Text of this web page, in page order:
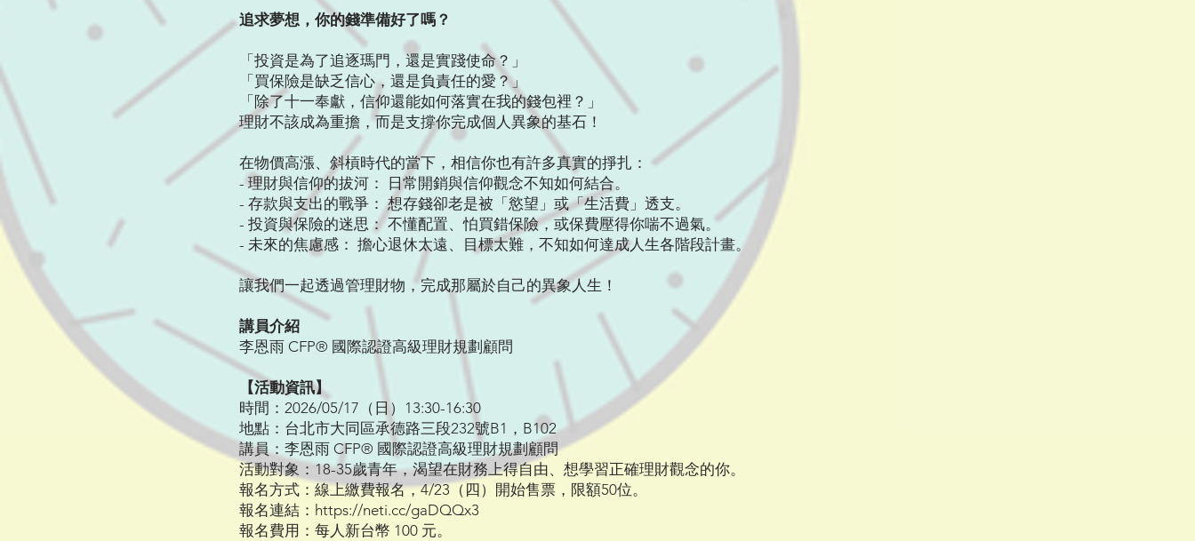
追求夢想，你的錢準備好了嗎？
「投資是為了追逐瑪門，還是實踐使命？」
「買保險是缺乏信心，還是負責任的愛？」
「除了十一奉獻，信仰還能如何落實在我的錢包裡？」
理財不該成為重擔，而是支撐你完成個人異象的基石！
在物價高漲、斜槓時代的當下，相信你也有許多真實的掙扎：
- 理財與信仰的拔河： 日常開銷與信仰觀念不知如何結合。
- 存款與支出的戰爭： 想存錢卻老是被「慾望」或「生活費」透支。
- 投資與保險的迷思： 不懂配置、怕買錯保險，或保費壓得你喘不過氣。
- 未來的焦慮感： 擔心退休太遠、目標太難，不知如何達成人生各階段計畫。
讓我們一起透過管理財物，完成那屬於自己的異象人生！
講員介紹
李恩雨 CFP® 國際認證高級理財規劃顧問
【活動資訊】
時間：2026/05/17（日）13:30-16:30
地點：台北市大同區承德路三段232號B1，B102
講員：李恩雨 CFP® 國際認證高級理財規劃顧問
活動對象：18-35歲青年，渴望在財務上得自由、想學習正確理財觀念的你。
報名方式：線上繳費報名，4/23（四）開始售票，限額50位。
報名連結： https://neti.cc/gaDQQx3
報名費用：每人新台幣 100 元。